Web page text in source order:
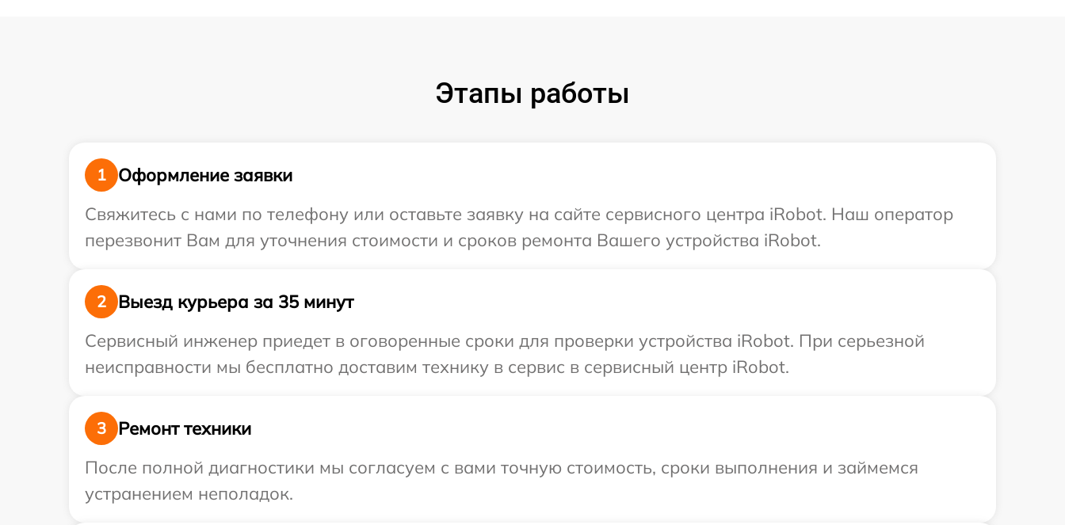
Этапы работы
1
Оформление заявки
Свяжитесь с нами по телефону или оставьте заявку на сайте сервисного центра iRobot. Наш оператор
перезвонит Вам для уточнения стоимости и сроков ремонта Вашего устройства iRobot.
2
Выезд курьера за 35 минут
Сервисный инженер приедет в оговоренные сроки для проверки устройства iRobot. При серьезной
неисправности мы бесплатно доставим технику в сервис в сервисный центр iRobot.
3
Ремонт техники
После полной диагностики мы согласуем с вами точную стоимость, сроки выполнения и займемся
устранением неполадок.